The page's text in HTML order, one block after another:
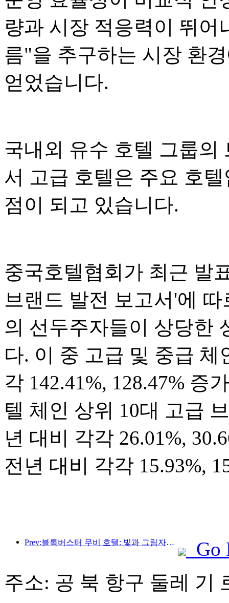
량과 시장 적응력이 뛰
름"을 추구하는 시장 환
얻었습니다.
국내외 유수 호텔 그룹의
서 고급 호텔은 주요 호
점이 되고 있습니다.
중국호텔협회가 최근 발
브랜드 발전 보고서'에
의 선두주자들이 상당한
다. 이 중 고급 및 중급 체
각 142.41%, 128.47% 증
텔 체인 상위 10대 고급
년 대비 각각 26.01%,
전년 대비 각각 15.93%,
Prev:블록버스터 무비 호텔: 빛과 그림자의 여정에 푹 빠진 블록버스터 무비 호텔은 새로운 여행 경험을 정의합니다.
Go
주소: 공 북 항구 둘레 기